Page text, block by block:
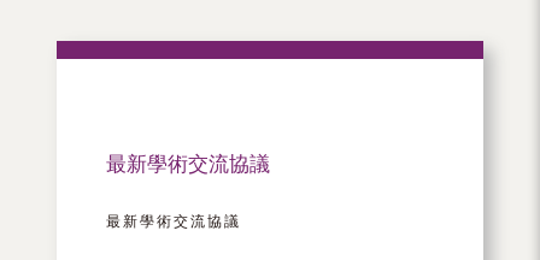
最新學術交流協議
最新學術交流協議